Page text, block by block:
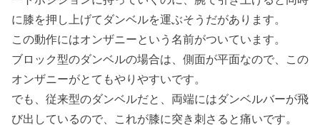
に膝を押し上げてダンベルを運ぶそうだがあります。
この動作にはオンザニーという名前がついています。
ブロック型のダンベルの場合は、側面が平面なので、この
オンザニーがとてもやりやすいです。
でも、従来型のダンベルだと、両端にはダンベルバーが飛
び出しているので、これが膝に突き刺さると痛いです。